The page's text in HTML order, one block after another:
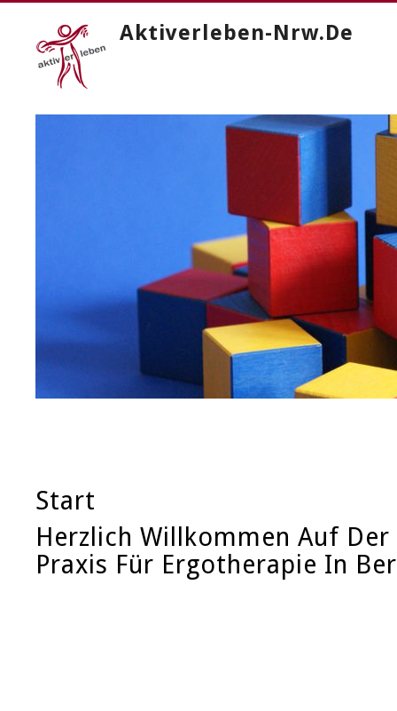
Aktiverleben-Nrw.de
Start
Herzlich Willkommen Auf
Praxis Für Ergotherapie In